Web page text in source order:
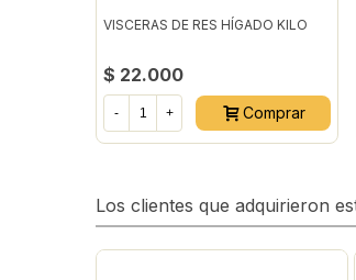
VISCERAS DE RES HÍGADO KILO
$ 22.000
- + Comprar
Los clientes que adquirieron